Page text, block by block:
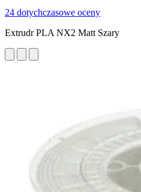
24 dotychczasowe oceny
Extrudr PLA NX2 Matt Szary